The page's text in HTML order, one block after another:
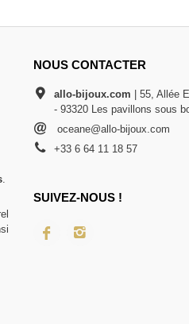
.
NOUS CONTACTER
allo-bijoux.com | 55, Allée
- 93320 Les pavillons sous
oceane@allo-bijoux.com
+33 6 64 11 18 57
SUIVEZ-NOUS !